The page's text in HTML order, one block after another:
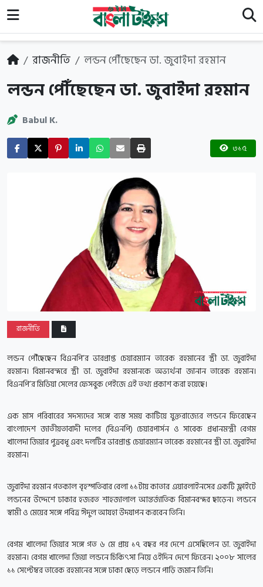
রাজনীতি লন্ডন পৌঁছেছেন ডা. জুবাইদা রহমান
লন্ডন পৌঁছেছেন ডা. জুবাইদা রহমান
Babul K.
৩১৫
রাজনীতি
লন্ডন পৌঁছেছেন বিএনপি’র ভারপ্রাপ্ত চেয়ারম্যান তারেক রহমানের স্ত্রী ডা. জুবাইদা
রহমান। বিমানবন্দরে স্ত্রী ডা. জুবাইদা রহমানকে অভ্যর্থনা জানান তারেক রহমান।
বিএনপি’র মিডিয়া সেলের ফেসবুক পেইজে এই তথ্য প্রকাশ করা হয়েছে।
এক মাস পরিবারের সদস্যদের সঙ্গে ব্যস্ত সময় কাটিয়ে যুক্তরাজ্যের লন্ডনে ফিরেছেন
বাংলাদেশ জাতীয়তাবাদী দলের (বিএনপি) চেয়ারপার্সন ও সাবেক প্রধানমন্ত্রী বেগম
খালেদা জিয়ার পুত্রবধূ এবং দলটির ভারপ্রাপ্ত চেয়ারম্যান তারেক রহমানের স্ত্রী ডা. জুবাইদা
রহমান।
জুবাইদা রহমান গতকাল বৃহস্পতিবার বেলা ১১টায় কাতার এয়ারলাইনসের একটি ফ্লাইটে
লন্ডনের উদ্দেশে ঢাকার হজরত শাহজালাল আন্তর্জাতিক বিমানবন্দর ছাড়েন। লন্ডনে
স্বামী ও মেয়ের সঙ্গে পবিত্র ঈদুল আযহা উদযাপন করবেন তিনি।
বেগম খালেদা জিয়ার সঙ্গে গত ৬ মে প্রায় ১৭ বছর পর দেশে এসেছিলেন ডা. জুবাইদা
রহমান। বেগম খালেদা জিয়া লন্ডনে চিকিৎসা নিয়ে ওইদিন দেশে ফিরেন। ২০০৮ সালের
১১ সেপ্টেম্বর তারেক রহমানের সঙ্গে ঢাকা ছেড়ে লন্ডনে পাড়ি জমান তিনি।